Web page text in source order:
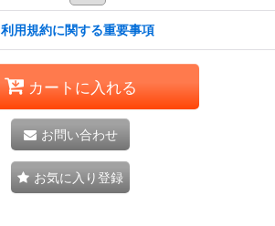
利用規約に関する重要事項
カートに入れる
お問い合わせ
お気に入り登録